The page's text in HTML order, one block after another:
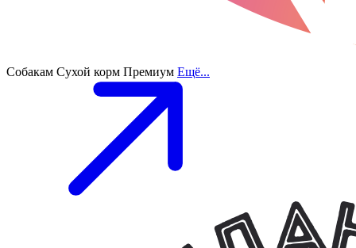
Собакам Сухой корм Премиум Ещё...